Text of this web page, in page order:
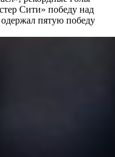
Сити» победу над
пятую победу